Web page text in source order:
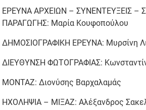
ΕΡΕΥΝΑ ΑΡΧΕΙΩΝ – ΣΥΝΕΝΤΕΥΞΕΙΣ –
ΠΑΡΑΓΩΓΗΣ: Μαρία Κουφοπούλου
ΔΗΜΟΣΙΟΓΡΑΦΙΚΗ ΕΡΕΥΝΑ: Μυρσίνη
ΔΙΕΥΘΥΝΣΗ ΦΩΤΟΓΡΑΦΙΑΣ:
ΜΟΝΤΑΖ: Διονύσης Βαρχαλαμάς
ΗΧΟΛΗΨΙΑ – ΜΙΞΑΖ: Αλέξανδρος